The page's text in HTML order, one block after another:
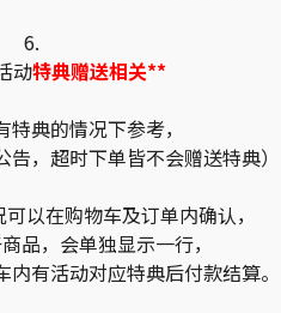
6.
动特典赠送相关**
特典的情况下参考，
，超时下单皆不会赠送特典）
以在购物车及订单内确认，
品，会单独显示一行，
有活动对应特典后付款结算。